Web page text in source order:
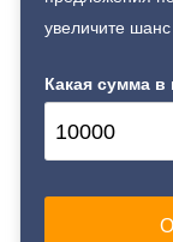
увеличите шанс
Какая сумма в